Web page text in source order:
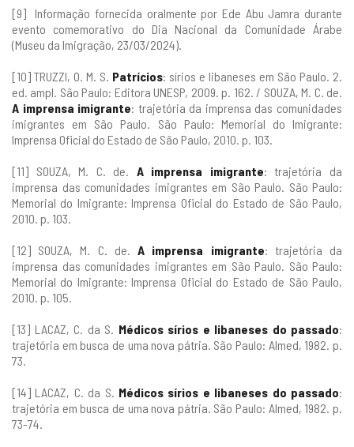
[9] Informação fornecida oralmente por Ede Abu Jamra durante
evento comemorativo do Dia Nacional da Comunidade Árabe
(Museu da Imigração, 23/03/2024).
[10] TRUZZI, O. M. S. Patrícios: sírios e libaneses em São Paulo. 2.
ed. ampl. São Paulo: Editora UNESP, 2009. p. 162. / SOUZA, M. C. de.
A imprensa imigrante: trajetória da imprensa das comunidades
imigrantes em São Paulo. São Paulo: Memorial do Imigrante:
Imprensa Oficial do Estado de São Paulo, 2010. p. 103.
[11] SOUZA, M. C. de. A imprensa imigrante: trajetória da
imprensa das comunidades imigrantes em São Paulo. São Paulo:
Memorial do Imigrante: Imprensa Oficial do Estado de São Paulo,
2010. p. 103.
[12] SOUZA, M. C. de.A imprensa imigrante: trajetória da
imprensa das comunidades imigrantes em São Paulo. São Paulo:
Memorial do Imigrante: Imprensa Oficial do Estado de São Paulo,
2010. p. 105.
[13] LACAZ, C. da S. Médicos sírios e libaneses do passado:
trajetória em busca de uma nova pátria. São Paulo: Almed, 1982. p.
73.
[14] LACAZ, C. da S. Médicos sírios e libaneses do passado:
trajetória em busca de uma nova pátria. São Paulo: Almed, 1982. p.
73-74.